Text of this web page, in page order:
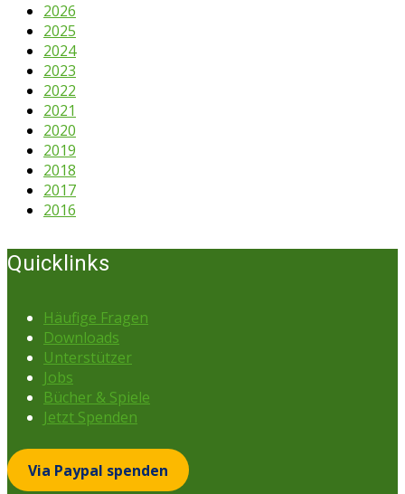
2026
2025
2024
2023
2022
2021
2020
2019
2018
2017
2016
Quicklinks
Häufige Fragen
Downloads
Unterstützer
Jobs
Bücher & Spiele
Jetzt Spenden
Via Paypal spenden